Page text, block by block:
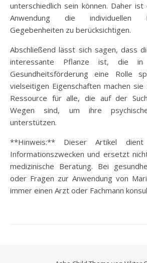
unterschiedlich sein können. Daher
Anwendung die individuellen
Gegebenheiten zu berücksichtigen.
Abschließend lässt sich sagen, dass
interessante Pflanze ist, die in
Gesundheitsförderung eine Rolle
vielseitigen Eigenschaften machen
Ressource für alle, die auf der
Wegen sind, um ihre
unterstützen.
**Hinweis:** Dieser Artikel dient
Informationszwecken und ersetzt
medizinische Beratung. Bei
oder Fragen zur Anwendung von
immer einen Arzt oder Fachmann